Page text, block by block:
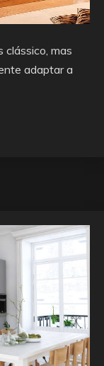
clássico, mas
adaptar a